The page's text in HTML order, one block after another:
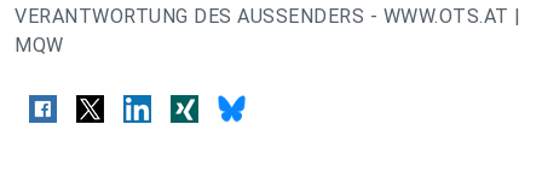
VERANTWORTUNG DES AUSSENDERS - WWW.OTS.AT |
MQW